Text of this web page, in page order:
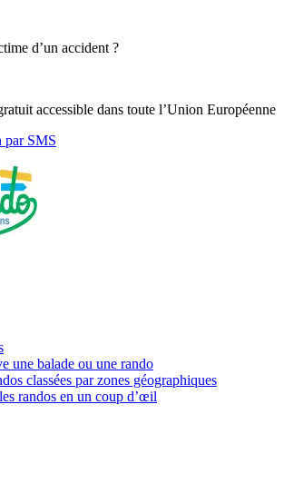
d’un accident ?
accessible dans toute l’Union Européenne
par SMS
une balade ou une rando
classées par zones géographiques
randos en un coup d’œil